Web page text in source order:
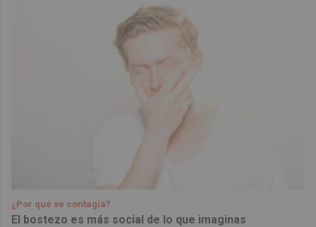
¿Por qué se contagia?
El bostezo es más social de lo que imaginas